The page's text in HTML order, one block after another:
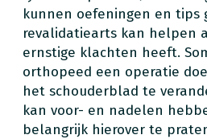
kunnen oefeningen en tips
revalidatiearts kan helpen
ernstige klachten heeft.
orthopeed een operatie
het schouderblad te
kan voor- en nadelen
belangrijk hierover te